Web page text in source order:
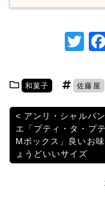
T
itt
er
和菓子 佐藤屋
投
稿
ナ
アンリ・シャルパ
エ「プティ・タ・プ
Mボックス」良いお
ょうどいいサイズ